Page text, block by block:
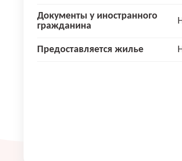
Документы у иностранного
гражданина
Предоставляется жилье